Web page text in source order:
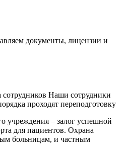
документы, лицензии и
Наши сотрудники
проходят переподготовку
учреждения – залог успешной
для пациентов. Охрана
больницам, и частным